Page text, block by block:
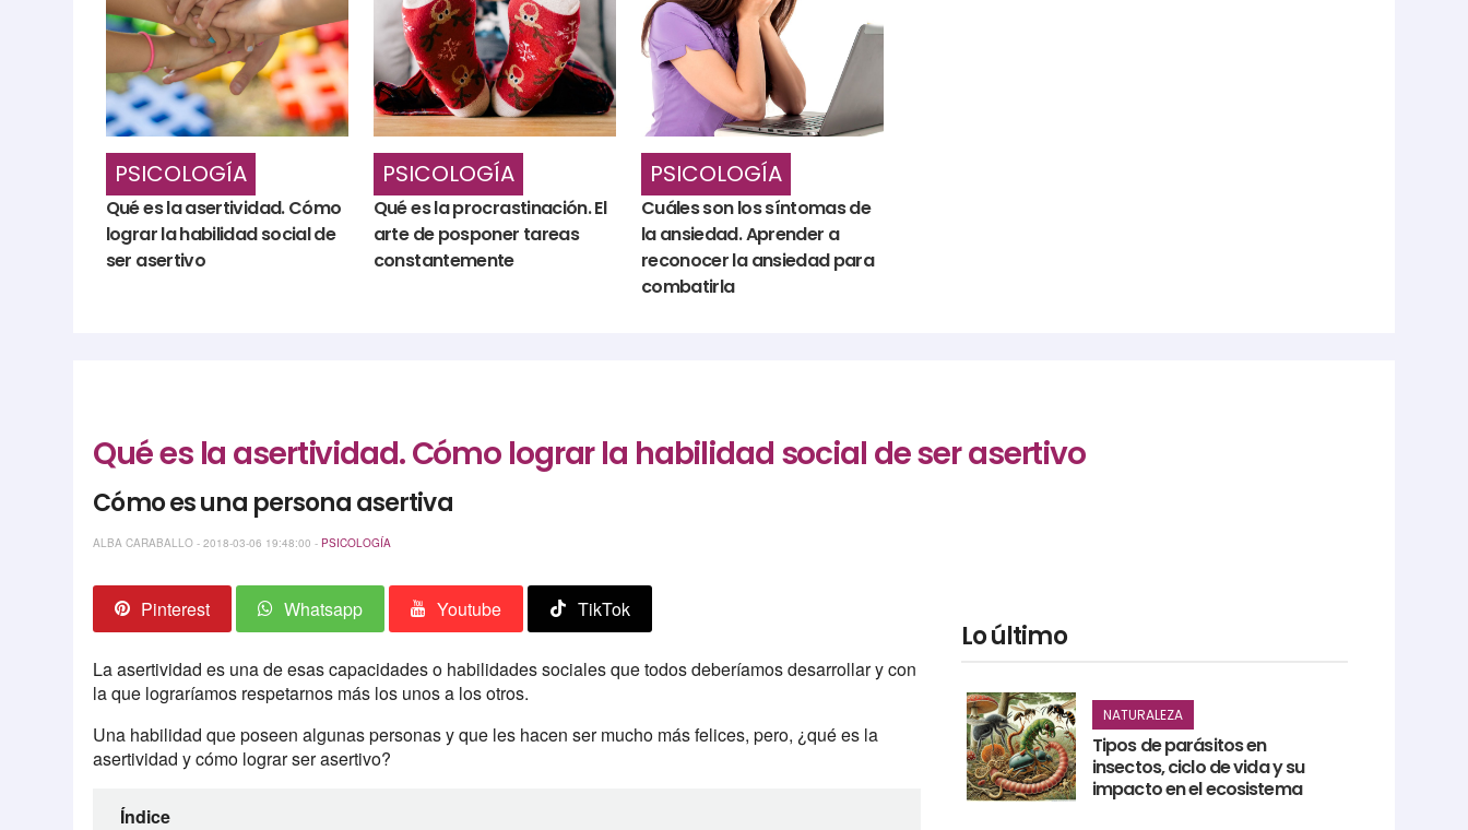
PSICOLOGÍA
Qué es la asertividad. Cómo
lograr la habilidad social de
ser asertivo
PSICOLOGÍA
Qué es la procrastinación. El
arte de posponer tareas
constantemente
PSICOLOGÍA
Cuáles son los síntomas de
la ansiedad. Aprender a
reconocer la ansiedad para
combatirla
Qué es la asertividad. Cómo lograr la habilidad social de ser asertivo
Cómo es una persona asertiva
ALBA CARABALLO - 2018-03-06 19:48:00 - PSICOLOGÍA
Pinterest Whatsapp Youtube TikTok
La asertividad es una de esas capacidades o habilidades sociales que todos deberíamos desarrollar y con
la que lograríamos respetarnos más los unos a los otros.
Una habilidad que poseen algunas personas y que les hacen ser mucho más felices, pero, ¿qué es la
asertividad y cómo lograr ser asertivo?
Índice
Lo último
NATURALEZA
Tipos de parásitos en
insectos, ciclo de vida y su
impacto en el ecosistema